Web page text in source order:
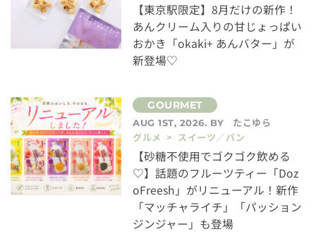
【東京駅限定】8月だけの新作！
あんクリーム入りの甘じょっぱい
おかき「okaki+ あんバター」が
新登場♡
AUG 1ST, 2026. BY
たこゆら
グルメ > スイーツ／パン
【砂糖不使用でゴクゴク飲める
♡】話題のフルーツティー「Doz
oFreesh」がリニューアル！新作
「マッチャライチ」「パッション
ジンジャー」も登場